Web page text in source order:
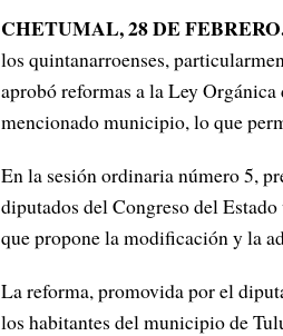
CHETUMAL, 28 DE
los quintanarroenses,
aprobó reformas a la Ley
mencionado municipio, lo que
En la sesión ordinaria número 5,
diputados del Congreso del
que propone la modificación y la
La reforma, promovida por el
los habitantes del municipio de